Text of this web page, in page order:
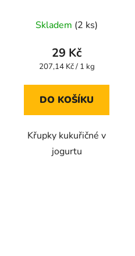
hodnocení
produktu
je
z
Skladem (2 ks)
29 Kč
Měrná
207,14 Kč / 1 kg
DO KOŠÍKU
Křupky kukuřičné v
jogurtu